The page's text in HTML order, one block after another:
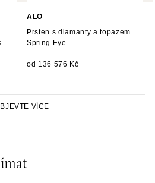
VÍCE
ALO
Prsten s diamanty a topazem
Spring Eye
od 136 576 Kč